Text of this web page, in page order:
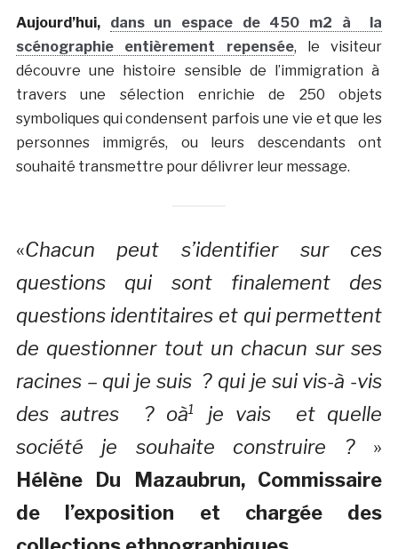
Aujourd’hui, dans un espace de 450 m2 à la
scénographie entièrement repensée, le visiteur
découvre une histoire sensible de l’immigration à
travers une sélection enrichie de 250 objets
symboliques qui condensent parfois une vie et que les
personnes immigrés, ou leurs descendants ont
souhaité transmettre pour délivrer leur message.
«Chacun peut s’identifier sur ces
questions qui sont finalement des
questions identitaires et qui permettent
de questionner tout un chacun sur ses
racines – qui je suis ? qui je sui vis-à -vis
des autres ? oà¹ je vais et quelle
société je souhaite construire ?»
Hélène Du Mazaubrun, Commissaire
de l’exposition et chargée des